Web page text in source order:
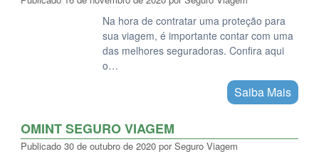
Na hora de contratar uma proteção para
sua viagem, é importante contar com uma
das melhores seguradoras. Confira aqui
o…
Saiba Mais
OMINT SEGURO VIAGEM
Publicado 30 de outubro de 2020 por Seguro Viagem